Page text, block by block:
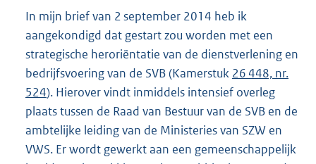
In mijn brief van 2 september 2014 heb ik
aangekondigd dat gestart zou worden met een
strategische heroriëntatie van de dienstverlening en
bedrijfsvoering van de SVB (Kamerstuk 26 448, nr.
524). Hierover vindt inmiddels intensief overleg
plaats tussen de Raad van Bestuur van de SVB en de
ambtelijke leiding van de Ministeries van SZW en
VWS. Er wordt gewerkt aan een gemeenschappelijk